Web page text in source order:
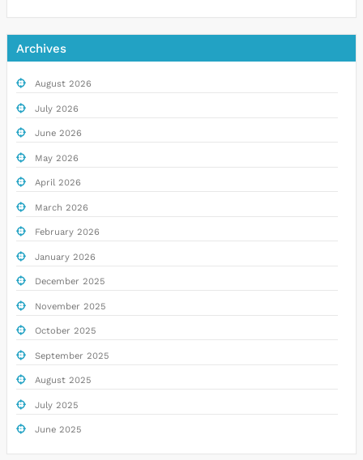
Archives
August 2026
July 2026
June 2026
May 2026
April 2026
March 2026
February 2026
January 2026
December 2025
November 2025
October 2025
September 2025
August 2025
July 2025
June 2025